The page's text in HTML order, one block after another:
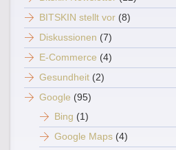
BITSKIN stellt vor (8)
Diskussionen (7)
E-Commerce (4)
Gesundheit (2)
Google (95)
Bing (1)
Google Maps (4)